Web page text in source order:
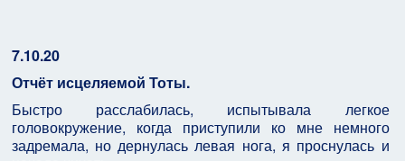
7.10.20
Отчёт исцеляемой Тоты.
Быстро расслабилась, испытывала легкое
головокружение, когда приступили ко мне немного
задремала, но дернулась левая нога, я проснулась и